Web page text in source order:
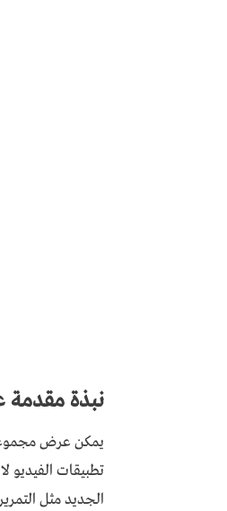
نبذة مقدمة
يمكن عرض
تطبيقات الفيديو
الجديد مثل